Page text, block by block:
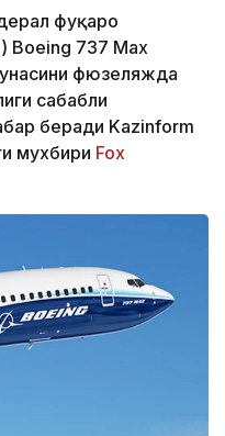
фуқаро
Boeing 737 Max
фюзеляжда
сабабли
беради Kazinform
мухбири Fox